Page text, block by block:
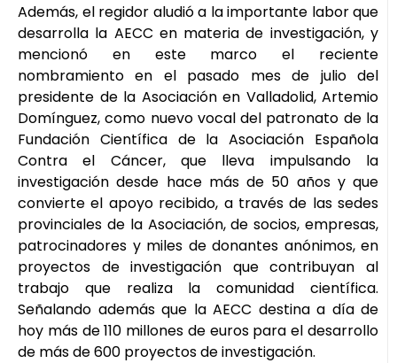
Además, el regidor aludió a la importante labor que
desarrolla la AECC en materia de investigación, y
mencionó en este marco el reciente
nombramiento en el pasado mes de julio del
presidente de la Asociación en Valladolid, Artemio
Domínguez, como nuevo vocal del patronato de la
Fundación Científica de la Asociación Española
Contra el Cáncer, que lleva impulsando la
investigación desde hace más de 50 años y que
convierte el apoyo recibido, a través de las sedes
provinciales de la Asociación, de socios, empresas,
patrocinadores y miles de donantes anónimos, en
proyectos de investigación que contribuyan al
trabajo que realiza la comunidad científica.
Señalando además que la AECC destina a día de
hoy más de 110 millones de euros para el desarrollo
de más de 600 proyectos de investigación.